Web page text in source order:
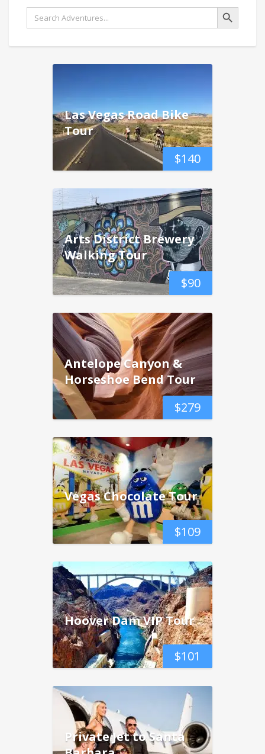
Search
for:
Search Button
$140
Las Vegas Road Bike
Tour
$90
Arts District Brewery
Walking Tour
$279
Antelope Canyon &
Horseshoe Bend Tour
$109
Vegas Chocolate Tour
$101
Hoover Dam VIP Tour
Private Jet to Santa